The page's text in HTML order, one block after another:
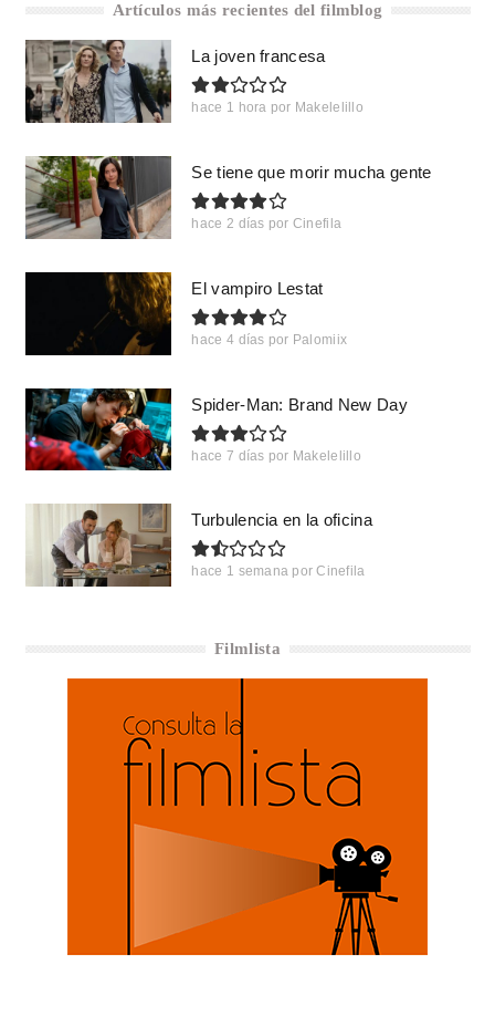
Artículos más recientes del filmblog
La joven francesa
hace 1 hora por Makelelillo
Se tiene que morir mucha gente
hace 2 días por Cinefila
El vampiro Lestat
hace 4 días por Palomiix
Spider-Man: Brand New Day
hace 7 días por Makelelillo
Turbulencia en la oficina
hace 1 semana por Cinefila
Filmlista